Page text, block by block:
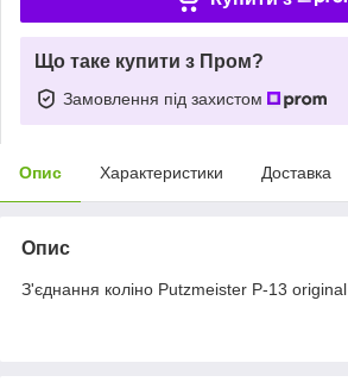
Що таке купити з Пром?
Замовлення під захистом
Опис Характеристики Доставка
Опис
З'єднання коліно Putzmeister P-13 original